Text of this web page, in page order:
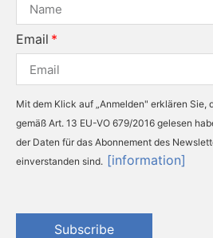
Email
Mit dem Klick auf „Anmelden" erklären Sie,
gemäß Art. 13 EU-VO 679/2016 gelesen
der Daten für das Abonnement des
einverstanden sind. [information]
Subscribe